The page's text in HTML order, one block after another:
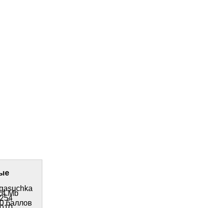
Mb
баллов